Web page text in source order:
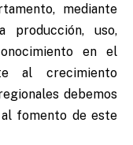
mediante
producción, uso,
en el
al crecimiento
debemos
fomento de este